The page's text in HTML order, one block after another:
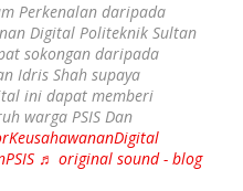
Perkenalan daripada
Digital Politeknik Sultan
sokongan daripada
Idris Shah supaya
ini dapat memberi
warga PSIS Dan
♬ original sound - blog